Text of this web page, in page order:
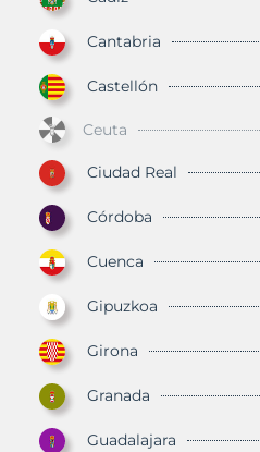
Cantabria
Castellón
Ceuta
Ciudad Real
Córdoba
Cuenca
Gipuzkoa
Girona
Granada
Guadalajara